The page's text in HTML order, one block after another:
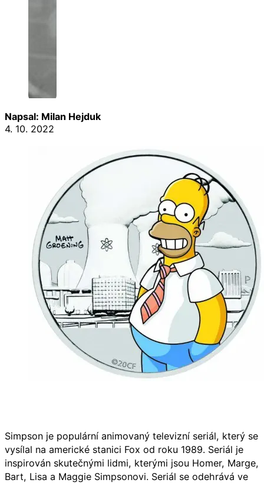
Napsal: Milan Hejduk
4. 10. 2022
Simpson je populární animovaný televizní seriál, který se
vysílal na americké stanici Fox od roku 1989. Seriál je
inspirován skutečnými lidmi, kterými jsou Homer, Marge,
Bart, Lisa a Maggie Simpsonovi. Seriál se odehrává ve